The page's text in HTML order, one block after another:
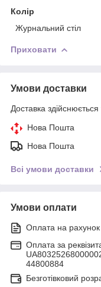
Колір
Журнальний стіл
Приховати
Умови доставки
Доставка здійснюється
Нова Пошта
Нова Пошта
Всі умови доставки
Умови оплати
Оплата на рахунок
Оплата за
44800884
Безготівковий